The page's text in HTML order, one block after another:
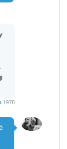
1978